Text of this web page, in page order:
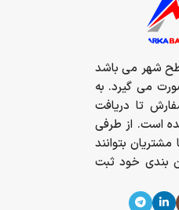
شهر می باشد
می گیرد. به
تا دریافت
است. از طرفی
مشتریان بتوانند
بندی خود ثبت